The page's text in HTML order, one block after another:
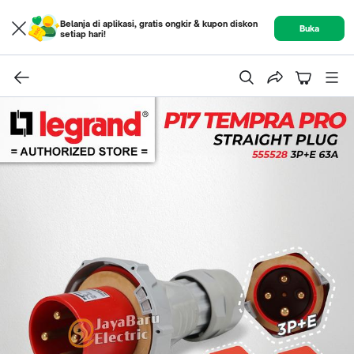
Belanja di aplikasi, gratis ongkir & kupon diskon
setiap hari!
Buka